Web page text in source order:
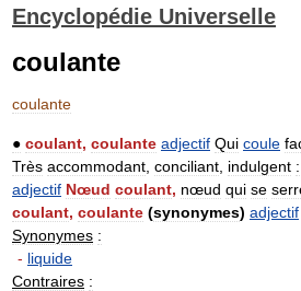
Encyclopédie Universelle
coulante
coulante
● coulant, coulante adjectif Qui coule
Très accommodant conciliant indulgent :
adjectif Nœud coulant, nœud qui se
coulant, coulante (synonymes) adjectif
Synonymes :
- liquide
Contraires :